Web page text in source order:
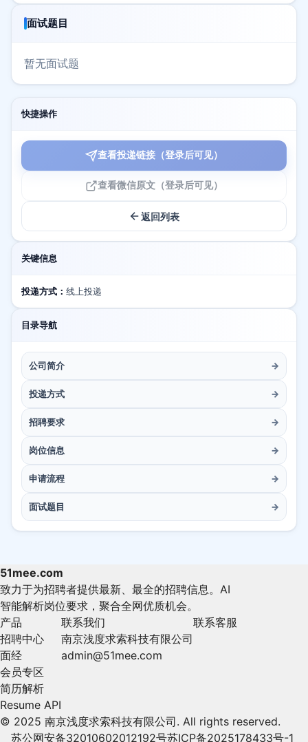
面试题目
暂无面试题
快捷操作
查看投递链接（登录后可见）
查看微信原文（登录后可见）
返回列表
关键信息
投递方式： 线上投递
目录导航
公司简介 →
投递方式 →
招聘要求 →
岗位信息 →
申请流程 →
面试题目 →
51mee.com
致力于为招聘者提供最新、最全的招聘信息。AI
智能解析岗位要求，聚合全网优质机会。
产品
招聘中心
面经
会员专区
简历解析
Resume API
联系我们
南京浅度求索科技有限公司
admin@51mee.com
联系客服
© 2025 南京浅度求索科技有限公司. All rights reserved.
苏公网安备32010602012192号苏ICP备2025178433号-1